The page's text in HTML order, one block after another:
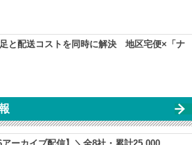
と配送コストを同時に解決 地区宅便×「ナ